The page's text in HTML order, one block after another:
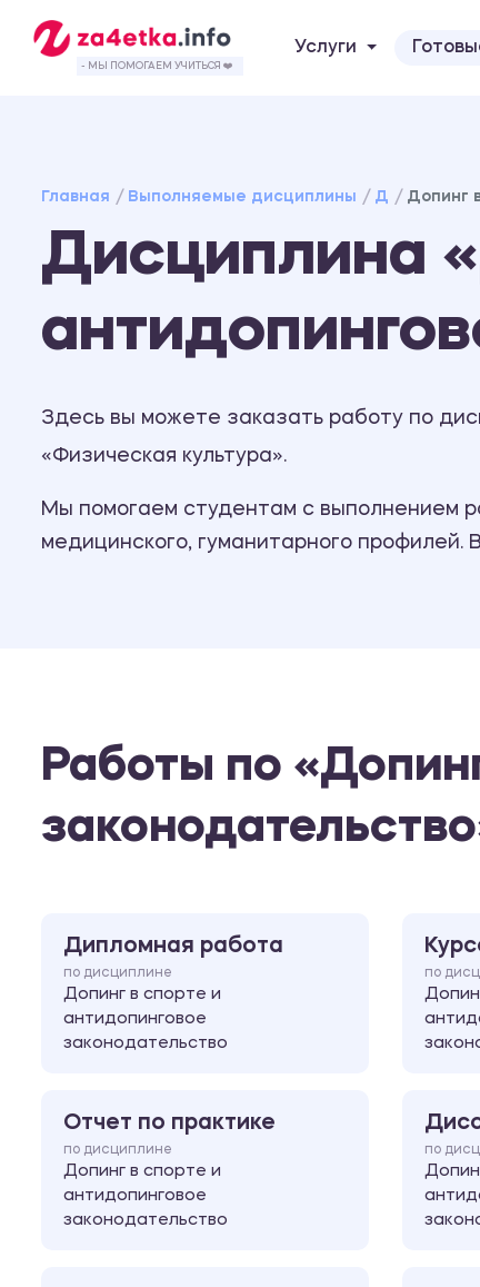
- МЫ ПОМОГАЕМ УЧИТЬСЯ ❤️
Услуги
Главная Выполняемые дисциплины Д Допинг
Дисциплина
Здесь вы можете заказать работу по
«Физическая культура».
Мы помогаем студентам с выполнением
медицинского, гуманитарного
Работы по
Дипломная работа
по дисциплине
Допинг в спорте и
антидопинговое
законодательство
по
Отчет по практике
по дисциплине
Допинг в спорте и
антидопинговое
законодательство
по